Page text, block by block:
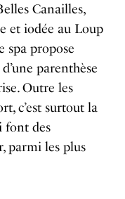
Canailles,
et iodée au Loup
spa propose
parenthèse
Outre les
c’est surtout la
font des
parmi les plus